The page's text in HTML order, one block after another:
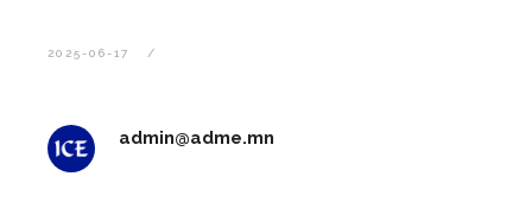
2025-06-17
admin@adme.mn